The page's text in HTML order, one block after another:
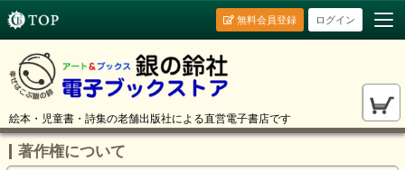
ログイン
無料会員登録
絵本・児童書・詩集の老舗出版社による直営電子書店です
著作権について